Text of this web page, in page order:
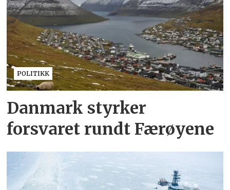
POLITIKK
Danmark styrker
forsvaret rundt Færøyene